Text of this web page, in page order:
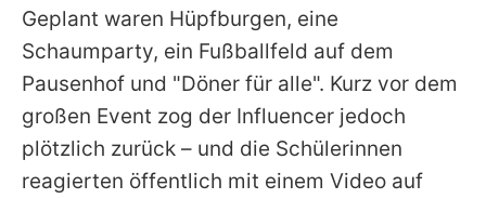
Geplant waren Hüpfburgen, eine
Schaumparty, ein Fußballfeld auf dem
Pausenhof und "Döner für alle". Kurz vor dem
großen Event zog der Influencer jedoch
plötzlich zurück – und die Schülerinnen
reagierten öffentlich mit einem Video auf